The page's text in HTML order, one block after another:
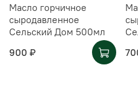
Масло горчичное
сыродавленное
Сельский Дом 500мл
900 ₽